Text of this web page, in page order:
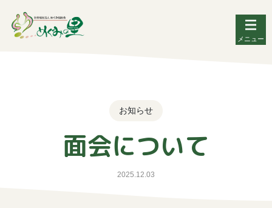
メニュー
お知らせ
面会について
2025.12.03